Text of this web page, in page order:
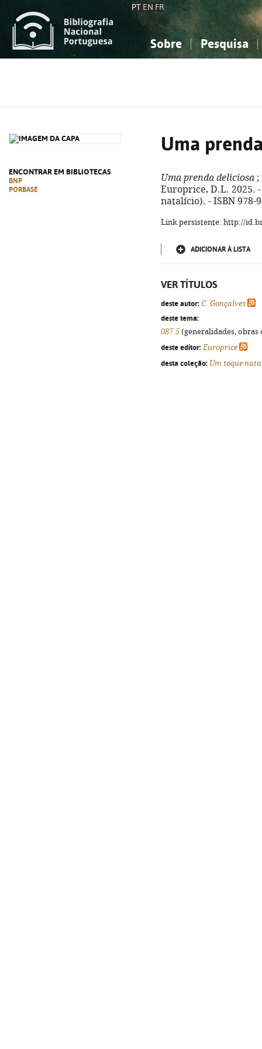
PT EN FR
Sobre Pesquisa
ENCONTRAR EM BIBLIOTECAS
BNP
PORBASE
Uma
Uma prenda deliciosa ;
Europrice, D.L. 2025.
natalício). - ISBN 978-
Link persistente: http://
ADICIONAR À LISTA
VER TÍTULOS
deste autor: C. Gonçalves
deste tema:
087.5 (generalidades,
deste editor: Europrice
desta coleção: Um toque